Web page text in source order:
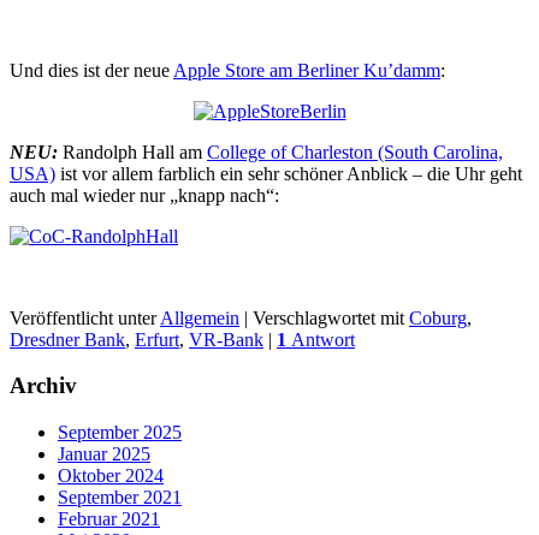
Und dies ist der neue Apple Store am Berliner Ku’damm:
NEU: Randolph Hall am College of Charleston (South Carolina,
USA) ist vor allem farblich ein sehr schöner Anblick – die Uhr geht
auch mal wieder nur „knapp nach“:
Veröffentlicht unter Allgemein | Verschlagwortet mit Coburg,
Dresdner Bank, Erfurt, VR-Bank | 1 Antwort
Archiv
September 2025
Januar 2025
Oktober 2024
September 2021
Februar 2021